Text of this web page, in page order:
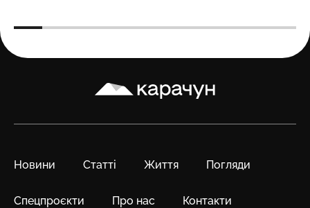
Карачун
Новини Статті Життя Погляди
Спецпроєкти Про нас Контакти